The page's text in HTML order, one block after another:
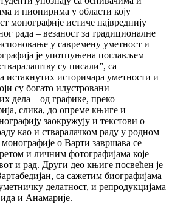
и пионирима у области коју
монографије истиче највреднију
рада – везаност за традиционалне
у савремену уметност и
је употпуњена поглављем
су писали”, са
истакнутих историчара уметности и
су богато илустровани
дела – од графике, преко
слика, до опреме књиге и
заокружују и текстови о
као и стваралачком раду у родном
о Варти завршава се
и личним фотографијама које
и рад. Други део књиге посвећен је
са сажетим биографијама
делатност, и репродукцијама
и Анамарије.